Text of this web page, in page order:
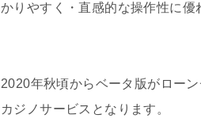
かりやすく・直感的な操作性に優
2020年秋頃からベータ版がロー
カジノサービスとなります。